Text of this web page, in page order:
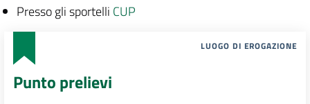
Presso gli sportelli CUP
LUOGO DI EROGAZIONE
Punto prelievi